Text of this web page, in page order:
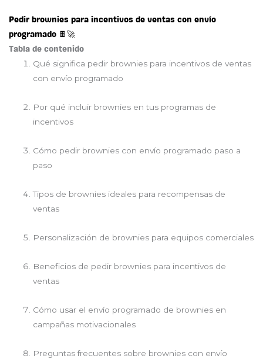
Pedir brownies para incentivos de ventas con envío
programado 🍫🚀
Tabla de contenido
Qué significa pedir brownies para incentivos de ventas
con envío programado
Por qué incluir brownies en tus programas de
incentivos
Cómo pedir brownies con envío programado paso a
paso
Tipos de brownies ideales para recompensas de
ventas
Personalización de brownies para equipos comerciales
Beneficios de pedir brownies para incentivos de
ventas
Cómo usar el envío programado de brownies en
campañas motivacionales
Preguntas frecuentes sobre brownies con envío